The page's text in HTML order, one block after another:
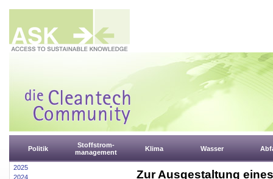
Politik
Stoffstrom-
management
Klima Wasser
2025
2024
Zur Ausgestaltung